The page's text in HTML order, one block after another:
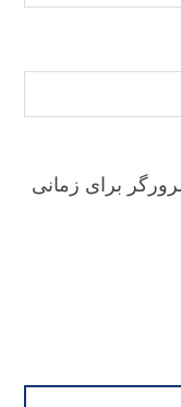
برای زمانی